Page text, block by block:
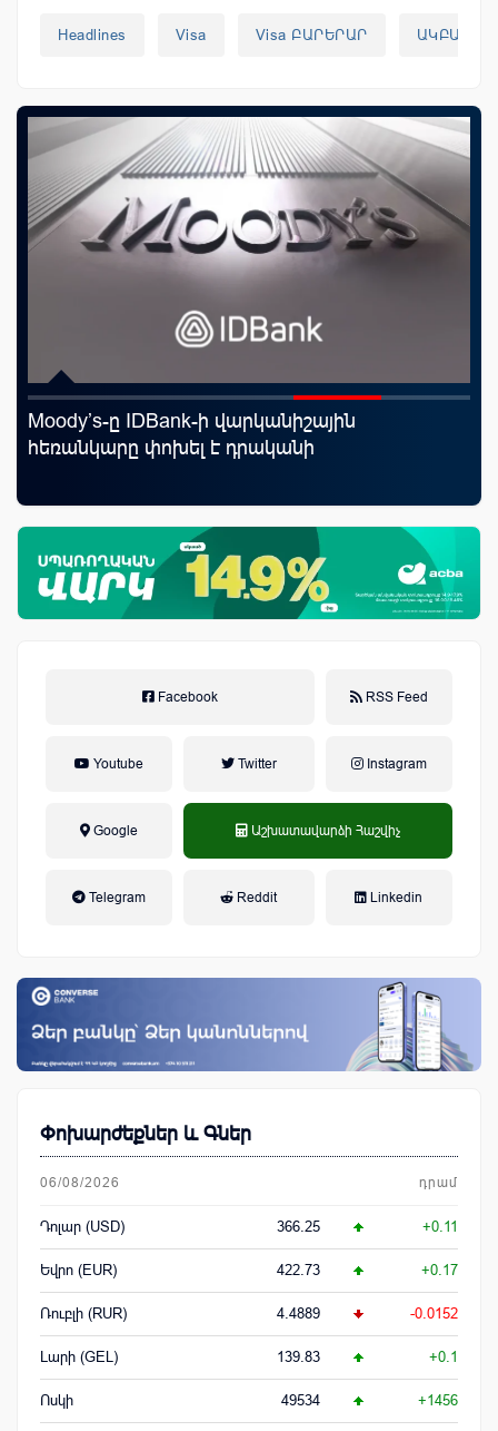
Headlines Visa Visa ԲԱՐԵՐԱՐ ԱԿԲԱ
Moody’s-ը IDBank-ի վարկանիշային
հեռանկարը փոխել է դրականի
Facebook RSS Feed
Youtube Twitter Instagram
Google Աշխատավարձի Հաշվիչ
Telegram Reddit Linkedin
Փոխարժեքներ և Գներ
06/08/2026 դրամ
Դոլար (USD) 366.25 +0.11
Եվրո (EUR) 422.73 +0.17
Ռուբլի (RUR) 4.4889 -0.0152
Լարի (GEL) 139.83 +0.1
Ոսկի 49534 +1456